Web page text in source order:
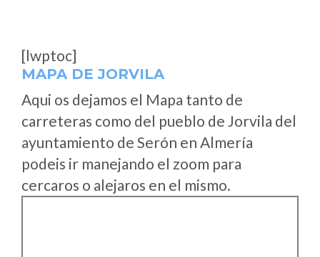
[lwptoc]
MAPA DE JORVILA
Aqui os dejamos el Mapa tanto de
carreteras como del pueblo de Jorvila del
ayuntamiento de Serón en Almería
podeis ir manejando el zoom para
cercaros o alejaros en el mismo.